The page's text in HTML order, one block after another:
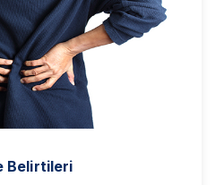
Belirtileri